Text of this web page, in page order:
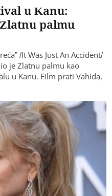
u Kanu:
palmu
/It Was Just An Accident/
je Zlatnu palmu kao
u Kanu. Film prati Vahida,